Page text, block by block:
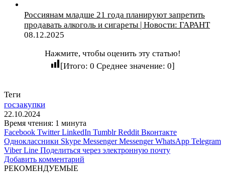
Россиянам младше 21 года планируют запретить
продавать алкоголь и сигареты | Новости: ГАРАНТ
08.12.2025
Нажмите, чтобы оценить эту статью!
[Итого: 0 Среднее значение: 0]
Теги
госзакупки
22.10.2024
Время чтения: 1 минута
Facebook Twitter LinkedIn Tumblr Reddit Вконтакте
Одноклассники Skype Messenger Messenger WhatsApp Telegram
Viber Line Поделиться через электронную почту
Добавить комментарий
РЕКОМЕНДУЕМЫЕ